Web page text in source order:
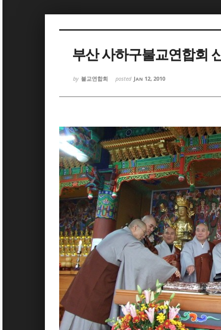
부산 사하구불교연합회
by 불교연합회 posted Jan 12, 2010
Sketchbook5, 스케치북5
Sketchbook5, 스케치북5
Sketchbook5, 스케치북5
Sketchbook5, 스케치북5